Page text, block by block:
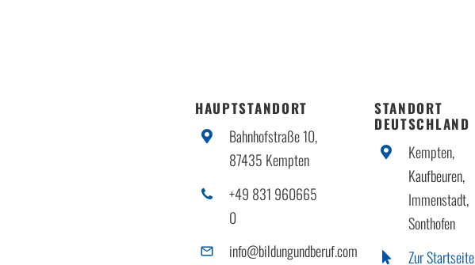
HAUPTSTANDORT
Bahnhofstraße 10,
87435 Kempten
+49 831 960665
0
info@bildungundberuf.com
STANDORT
DEUTSCHLAND
Kempten,
Kaufbeuren,
Immenstadt,
Sonthofen
Zur Startseite